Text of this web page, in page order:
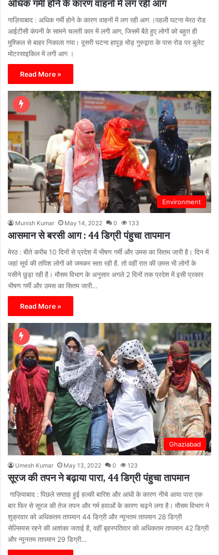
अधिक गर्मी होने के कारण वाहनों में लग रही आग
गाज़ियाबाद : अधिक गर्मी होने के कारण वाहनों में लग रही आग ।पहली घटना मेरठ रोड
आईटीसी कंपनी के सामने चलती कार में लगी आग, जिसमें बैठे हुए लोगों को बहुत ही
मुश्किल से बाहर निकाला गया। दूसरी घटना हापुड़ मोड़ गुरुद्वारा के पास रोड पर बुलेट
मोटरसाइकिल में लगी आग ।
Read More »
Environment
Munish Kumar May 14, 2022 0 133
आसमान से बरसी आग : 44 डिग्री पंहुचा तापमान
मेरठ : बीते करीब 10 दिनों से प्रदेश में भीषण गर्मी और उमस का सितम जारी है। दिन में
जहां सूर्य की तपिश लोगों को जमकर सता रही है. तो वहीं रात की उमस भी लोगों के
पसीने छुड़ा रही है। मौसम विभाग के अनुसार अगले 2 दिनों तक प्रदेश में इसी प्रकार
भीषण गर्मी और उमस का सितम जारी…
Read More »
Ghaziabad
Umesh Kumar May 13, 2022 0 123
सूरज की तपन ने बढ़ाया पारा, 44 डिग्री पंहुचा तापमान
गाज़ियाबाद : पिछले सप्ताह हुई हल्की बारिश और आंधी के कारण नीचे आया पारा एक
बार फिर से सूरज की तेज तपन और गर्म हवाओं के कारण चढ़ने लगा है। मौसम विभाग ने
शुक्रवार को अधिकतम तापमान 44 डिग्री और न्यूनतम तापमान 28 डिग्री
सेल्सियस रहने की आशंका जताई है, वहीं बृहस्पतिवार को अधिकतम तापमान 42 डिग्री
और न्यूनतम तापमान 29 डिग्री…